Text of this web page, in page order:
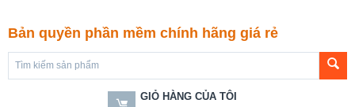
Bản quyền phần mềm chính hãng giá rẻ
GIỎ HÀNG CỦA TÔI